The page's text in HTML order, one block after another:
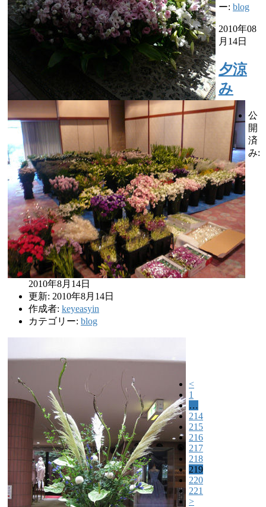
ー: blog
2010年08
月14日
夕涼
み
公
開
済
み:
2010年8月14日
更新: 2010年8月14日
作成者: keyeasyin
カテゴリー: blog
<
1
…
214
215
216
217
218
219
220
221
>